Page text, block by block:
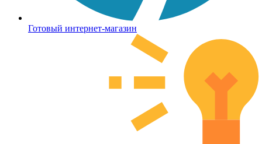
Готовый интернет-магазин